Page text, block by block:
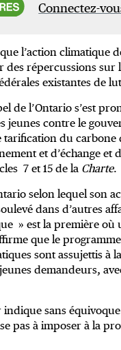
Connectez-
l’action climatique
répercussions sur
existantes de
de l’Ontario s’est
jeunes contre le
du carbone
et d’échange
7 et 15 de la Charte.
selon lequel son
dans d’autres
» est la première
que le
sont assujettis à la
demandeurs,
indique sans
pas à imposer à la